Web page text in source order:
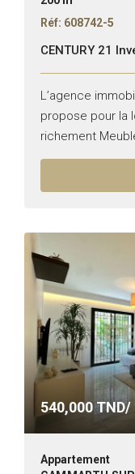
Réf: 608742-5
CENTURY 21
L’agence
propose pour la
richement
compose de : –
540,000TND/
Appartement